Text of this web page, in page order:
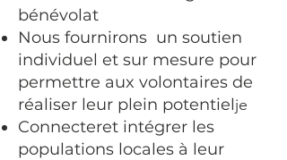
bénévolat
Nous fournirons un soutien
individuel et sur mesure pour
permettre aux volontaires de
réaliser leur plein potentielje
Connecteret intégrer les
populations locales à leur